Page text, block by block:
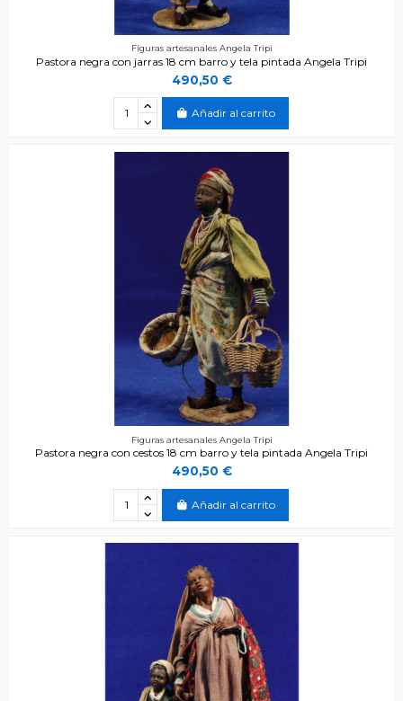
Figuras artesanales Angela Tripi
Pastora negra con jarras 18 cm barro y tela pintada Angela Tripi
490,50 €
Añadir al carrito
Figuras artesanales Angela Tripi
Pastora negra con cestos 18 cm barro y tela pintada Angela Tripi
490,50 €
Añadir al carrito